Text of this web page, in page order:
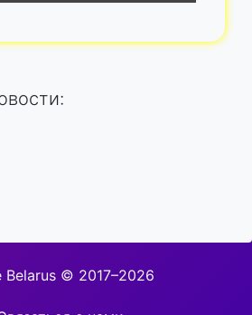
Belarus © 2017–2026